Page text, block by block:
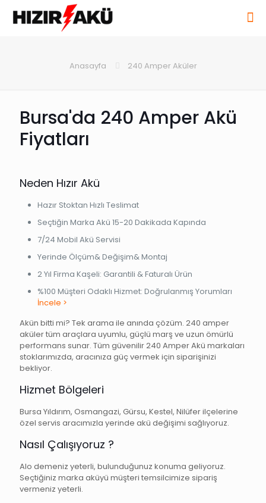
Anasayfa 240 Amper Aküler
Bursa'da 240 Amper Akü
Fiyatları
Neden Hızır Akü
Hazır Stoktan Hızlı Teslimat
Seçtiğin Marka Akü 15-20 Dakikada Kapında
7/24 Mobil Akü Servisi
Yerinde Ölçüm& Değişim& Montaj
2 Yıl Firma Kaşeli: Garantili & Faturalı Ürün
%100 Müşteri Odaklı Hizmet: Doğrulanmış Yorumları
İncele >
Akün bitti mi? Tek arama ile anında çözüm. 240 amper
aküler tüm araçlara uyumlu, güçlü marş ve uzun ömürlü
performans sunar. Tüm güvenilir 240 Amper Akü markaları
stoklarımızda, aracınıza güç vermek için siparişinizi
bekliyor.
Hizmet Bölgeleri
Bursa Yıldırım, Osmangazi, Gürsu, Kestel, Nilüfer ilçelerine
özel servis aracımızla yerinde akü değişimi sağlıyoruz.
Nasıl Çalışıyoruz ?
Alo demeniz yeterli, bulunduğunuz konuma geliyoruz.
Seçtiğiniz marka aküyü müşteri temsilcimize sipariş
vermeniz yeterli.